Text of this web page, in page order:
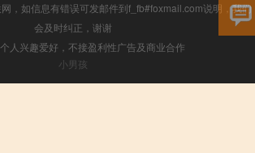
，如信息有错误可发邮件到f_fb#foxmail.com说明，我们
会及时纠正，谢谢
人兴趣爱好，不接盈利性广告及商业合作
小男孩